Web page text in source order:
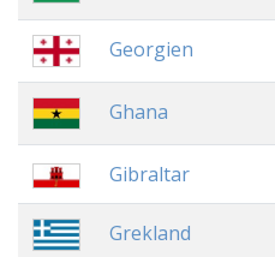
Georgien
Ghana
Gibraltar
Grekland